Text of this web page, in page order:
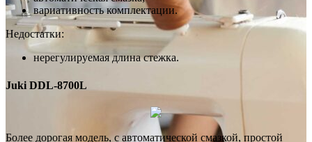
вариативность комплектации.
Недостатки:
нерегулируемая длина стежка.
Juki DDL-8700L
Более дорогая модель, с автоматической смазкой, простой